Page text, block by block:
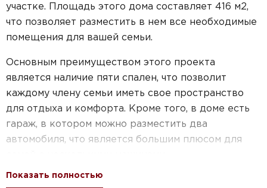
участке. Площадь этого дома составляет 416 м2,
что позволяет разместить в нем все необходимые
помещения для вашей семьи.
Основным преимуществом этого проекта
является наличие пяти спален, что позволит
каждому члену семьи иметь свое пространство
для отдыха и комфорта. Кроме того, в доме есть
гараж, в котором можно разместить два
автомобиля, что является большим плюсом для
Мансарда – это еще одна особенность этого
Показать полностью